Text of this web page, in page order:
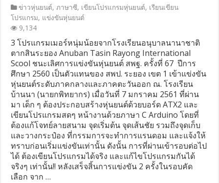
ข่าวหุ่นยนต์,ภาษาซี, เขียนโปรแกรมหุ่นยนต์, เรียนเขียน
โปรแกรม, แข่งขันหุ่นยนต์
9,134
3 โปรแกรมเมอร์หนุ่มน้อยจากโรงเรียนอนุบาลนานาชาติ
ตากสินระยอง Anuban Tasin Rayong International
Scool ชนะเลิศการแข่งขันหุ่นยนต์ สพฐ. ครั้งที่ 67 ปีการ
ศึกษา 2560 เป็นตัวแทนของ สพป. ระยอง เขต 1 เข้าแข่งขัน
หุ่นยนต์ระดับภาคกลางและภาคตะวันออก ณ. โรงเรียน
บ้านนา (นายกพิทยากร) เมื่อวันที่ 7 มกราคม 2561 ที่ผ่าน
มา เด็ก ๆ ต้องประกอบสร้างหุ่นยนต์ด้วยบอร์ด ATX2 และ
เขียนโปรแกรมสดๆ หน้างานด้วยภาษา C Arduino โดยที่
ต้องแก้โจทย์ลายสนาม จุดเริ่มต้น จุดเส้นชัย รวมถึงจุดเก็บ
และวางกระป๋อง ที่กรรมการจะทำการแรนดอม และแจ้งให้
ทราบก่อนเริ่มแข่งขันเท่านั้น ดังนั้น การที่ผ่านเข้ารอบต่อไป
ได้ ต้องเขียนโปรแกรมได้จริง และแก้ไขโปรแกรมกันได้
จริงๆ เท่านั้น!! หลังเสร็จสิ้นการแข่งขัน 2 ครั้งในรอบคัด
เลือก จาก …